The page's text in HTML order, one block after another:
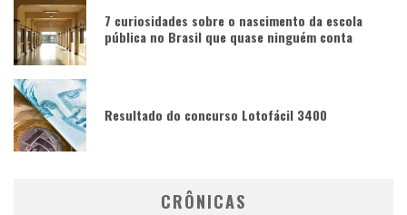
7 curiosidades sobre o nascimento da escola
pública no Brasil que quase ninguém conta
Resultado do concurso Lotofácil 3400
CRÔNICAS